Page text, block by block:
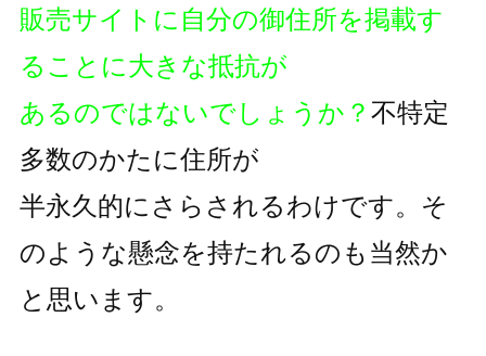
販売サイトに自分の御住所を掲載す
ることに大きな抵抗が
あるのではないでしょうか？ 不特定
多数のかたに住所が
半永久的にさらされるわけです。そ
のような懸念を持たれるのも 当然か
と思います。